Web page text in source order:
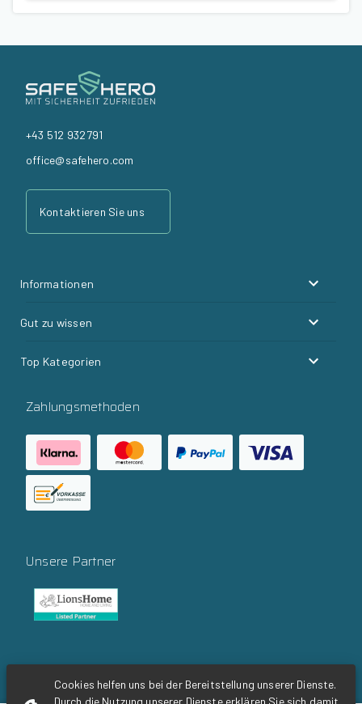
Cookies helfen uns bei der Bereitstellung unserer Dienste.
Durch die Nutzung unserer Dienste erklären Sie sich damit
+43 512 932791
office@safehero.com
Kontaktieren Sie uns
Informationen
Gut zu wissen
Top Kategorien
Zahlungsmethoden
Unsere Partner